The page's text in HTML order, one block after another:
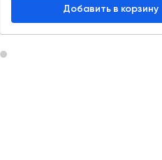
Добавить в корзину